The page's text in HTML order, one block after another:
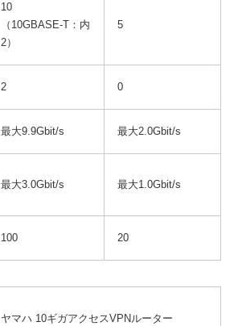
10
（10GBASE-T：内
2）
5
2 0
最大9.9Gbit/s 最大2.0Gbit/s
最大3.0Gbit/s 最大1.0Gbit/s
100 20
ヤマハ 10ギガアクセスVPNルーター